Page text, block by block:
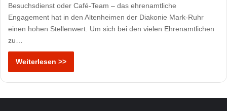
Besuchsdienst oder Café-Team – das ehrenamtliche
Engagement hat in den Altenheimen der Diakonie Mark-Ruhr
einen hohen Stellenwert. Um sich bei den vielen Ehrenamtlichen
zu…
Weiterlesen >>